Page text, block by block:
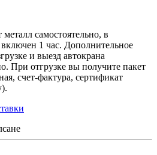
металл самостоятельно, в
включен 1 час. Дополнительное
и выезд автокрана
При отгрузке вы получите пакет
счет-фактура, сертификат